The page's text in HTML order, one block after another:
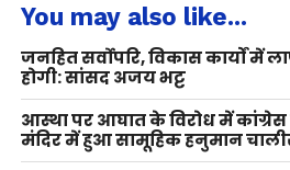
You may also like...
जनहित सर्वोपरि, विकास कार्यों में
होगी: सांसद अजय भट्ट
आस्था पर आघात के विरोध में
मंदिर में हुआ सामूहिक हनुमान